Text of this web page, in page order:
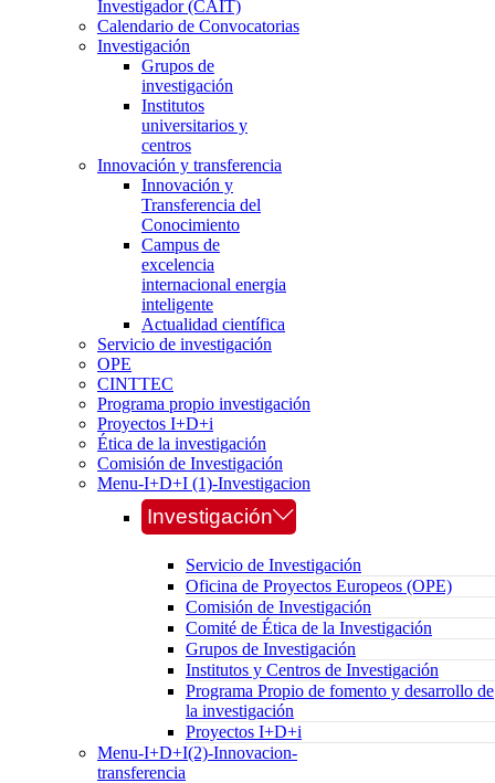
Investigador (CAIT)
Calendario de Convocatorias
Investigación
Grupos de
investigación
Institutos
universitarios y
centros
Innovación y transferencia
Innovación y
Transferencia del
Conocimiento
Campus de
excelencia
internacional energia
inteligente
Actualidad científica
Servicio de investigación
OPE
CINTTEC
Programa propio investigación
Proyectos I+D+i
Ética de la investigación
Comisión de Investigación
Menu-I+D+I (1)-Investigacion
Investigación
Servicio de Investigación
Oficina de Proyectos Europeos (OPE)
Comisión de Investigación
Comité de Ética de la Investigación
Grupos de Investigación
Institutos y Centros de Investigación
Programa Propio de fomento y desarrollo de
la investigación
Proyectos I+D+i
Menu-I+D+I(2)-Innovacion-
transferencia